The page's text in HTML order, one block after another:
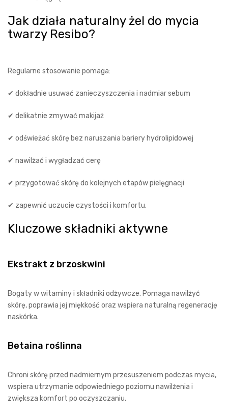
Jak działa naturalny żel do mycia
twarzy Resibo?
Regularne stosowanie pomaga:
✔ dokładnie usuwać zanieczyszczenia i nadmiar sebum
✔ delikatnie zmywać makijaż
✔ odświeżać skórę bez naruszania bariery hydrolipidowej
✔ nawilżać i wygładzać cerę
✔ przygotować skórę do kolejnych etapów pielęgnacji
✔ zapewnić uczucie czystości i komfortu.
Kluczowe składniki aktywne
Ekstrakt z brzoskwini
Bogaty w witaminy i składniki odżywcze. Pomaga nawilżyć
skórę, poprawia jej miękkość oraz wspiera naturalną regenerację
naskórka.
Betaina roślinna
Chroni skórę przed nadmiernym przesuszeniem podczas mycia,
wspiera utrzymanie odpowiedniego poziomu nawilżenia i
zwiększa komfort po oczyszczaniu.